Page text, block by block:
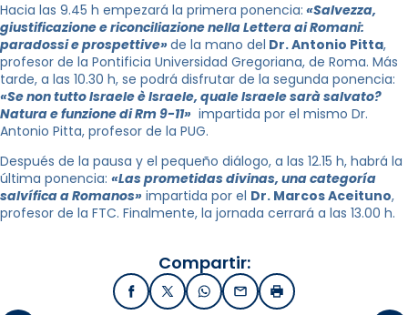
Hacia las 9.45 h empezará la primera ponencia: «Salvezza,
giustificazione e riconciliazione nella Lettera ai Romani:
paradossi e prospettive»de la mano del Dr. Antonio Pitta,
profesor de la Pontificia Universidad Gregoriana, de Roma. Más
tarde, a las 10.30 h, se podrá disfrutar de la segunda ponencia:
«Se non tutto Israele è Israele, quale Israele sarà salvato?
Natura e funzione di Rm 9-11» impartida por el mismo Dr.
Antonio Pitta, profesor de la PUG.
Después de la pausa y el pequeño diálogo, a las 12.15 h, habrá la
última ponencia: «Las prometidas divinas, una categoría
salvífica a Romanos» impartida por el Dr. Marcos Aceituno,
profesor de la FTC. Finalmente, la jornada cerrará a las 13.00 h.
Compartir:
FacebookX / TwitterWhatsApp
EmailImprimir